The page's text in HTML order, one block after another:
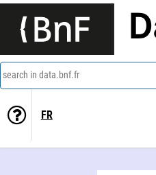
search in data.bnf.fr
FR